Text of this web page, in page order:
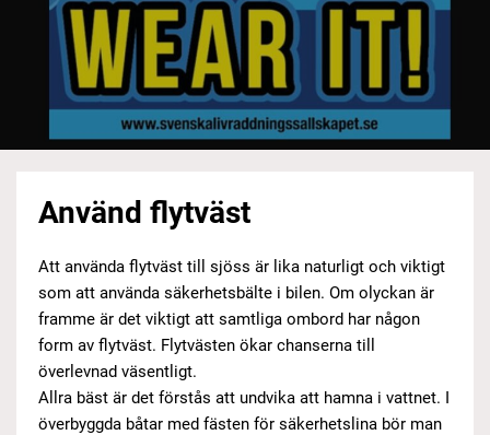
Använd flytväst
Att använda flytväst till sjöss är lika naturligt och viktigt
som att använda säkerhetsbälte i bilen. Om olyckan är
framme är det viktigt att samtliga ombord har någon
form av flytväst. Flytvästen ökar chanserna till
överlevnad väsentligt.
Allra bäst är det förstås att undvika att hamna i vattnet. I
överbyggda båtar med fästen för säkerhetslina bör man